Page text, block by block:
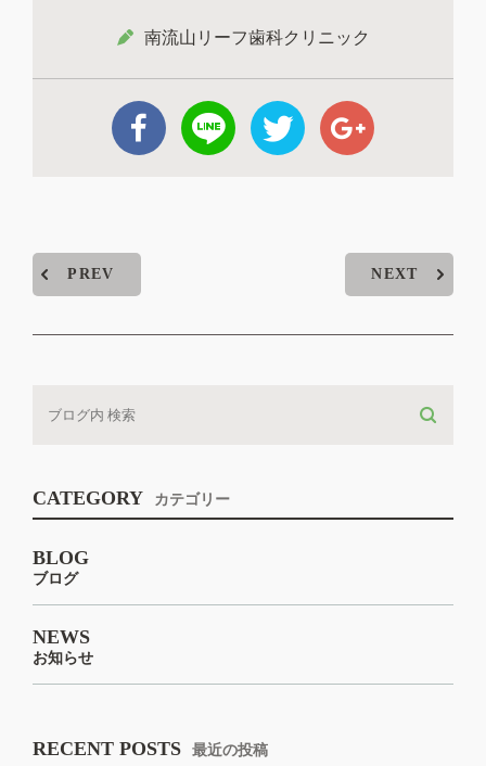
南流山リーフ歯科クリニック
PREV NEXT
CATEGORY カテゴリー
BLOG
ブログ
NEWS
お知らせ
RECENT POSTS 最近の投稿